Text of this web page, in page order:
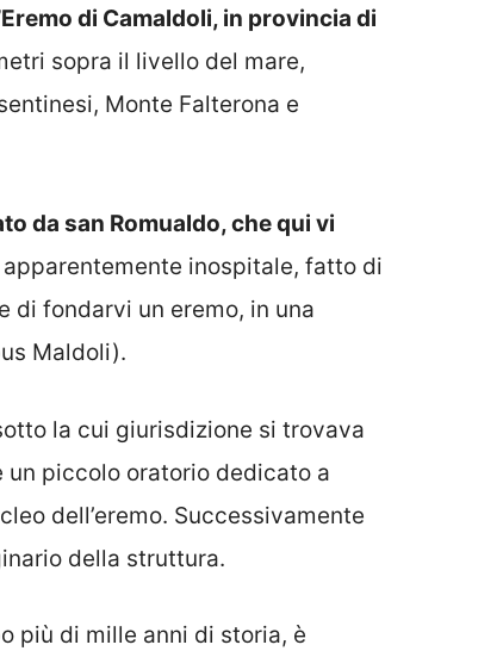
di Camaldoli, in provincia di
sopra il livello del mare,
Monte Falterona e
da san Romualdo, che qui vi
inospitale, fatto di
di fondarvi un eremo, in una
Maldoli).
la cui giurisdizione si trovava
un piccolo oratorio dedicato a
dell’eremo. Successivamente
della struttura.
più di mille anni di storia, è